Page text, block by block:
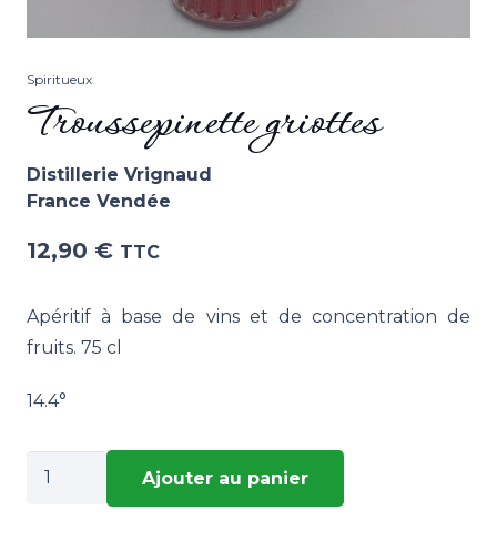
Spiritueux
Troussepinette griottes
Distillerie Vrignaud
France Vendée
12,90 € TTC
Apéritif à base de vins et de concentration de
fruits. 75 cl
14.4°
quantité
Ajouter au panier